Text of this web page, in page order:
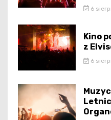
6
Kino
z
6